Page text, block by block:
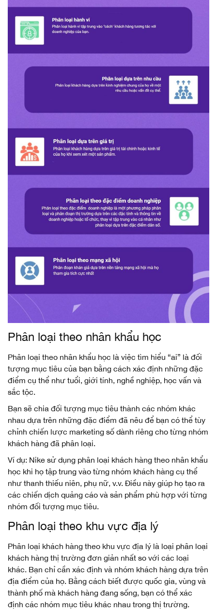
Phân loại theo nhân khẩu học
Phân loại theo nhân khẩu học là việc tìm hiểu “ai” là đối
tượng mục tiêu của bạn bằng cách xác định những đặc
điểm cụ thể như tuổi, giới tính, nghề nghiệp, học vấn và
sắc tộc.
Bạn sẽ chia đối tượng mục tiêu thành các nhóm khác
nhau dựa trên những đặc điểm đã nêu để bạn có thể tùy
chỉnh chiến lược marketing số dành riêng cho từng nhóm
khách hàng đã phân loại.
Ví dụ: Nike sử dụng phân loại khách hàng theo nhân khẩu
học khi họ tập trung vào từng nhóm khách hàng cụ thể
như thanh thiếu niên, phụ nữ, v.v. Điều này giúp họ tạo ra
các chiến dịch quảng cáo và sản phẩm phù hợp với từng
nhóm đối tượng mục tiêu.
Phân loại theo khu vực địa lý
Phân loại khách hàng theo khu vực địa lý là loại phân loại
khách hàng thị trường đơn giản nhất so với các loại
khác. Bạn chỉ cần xác định và nhóm khách hàng dựa trên
địa điểm của họ. Bằng cách biết được quốc gia, vùng và
thành phố mà khách hàng đang sống, bạn có thể xác
định các nhóm mục tiêu khác nhau trong thị trường.